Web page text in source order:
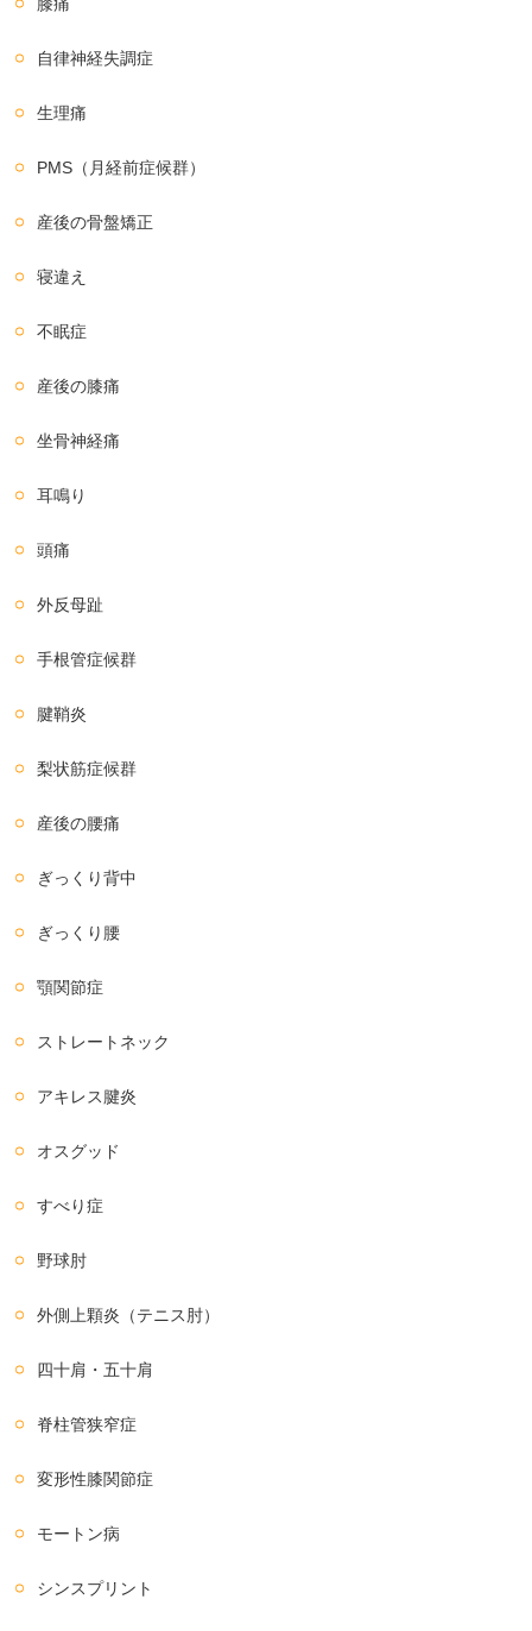
自律神経失調症
生理痛
PMS（月経前症候群）
産後の骨盤矯正
寝違え
不眠症
産後の膝痛
坐骨神経痛
耳鳴り
頭痛
外反母趾
手根管症候群
腱鞘炎
梨状筋症候群
産後の腰痛
ぎっくり背中
ぎっくり腰
顎関節症
ストレートネック
アキレス腱炎
オスグッド
すべり症
野球肘
外側上顆炎（テニス肘）
四十肩・五十肩
脊柱管狭窄症
変形性膝関節症
モートン病
シンスプリント